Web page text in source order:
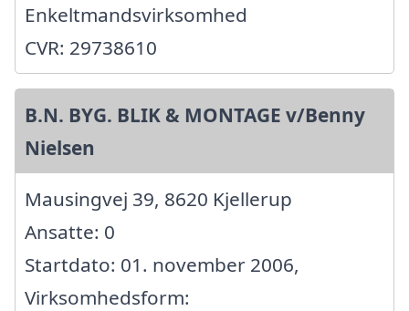
Enkeltmandsvirksomhed
CVR: 29738610
B.N. BYG. BLIK & MONTAGE v/Benny
Nielsen
Mausingvej 39, 8620 Kjellerup
Ansatte: 0
Startdato: 01. november 2006,
Virksomhedsform: